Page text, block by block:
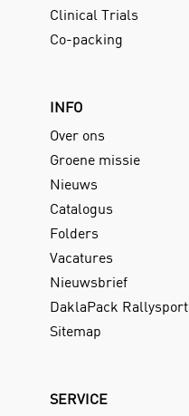
Clinical Trials
Co-packing
INFO
Over ons
Groene missie
Nieuws
Catalogus
Folders
Vacatures
Nieuwsbrief
DaklaPack Rallysport
Sitemap
SERVICE